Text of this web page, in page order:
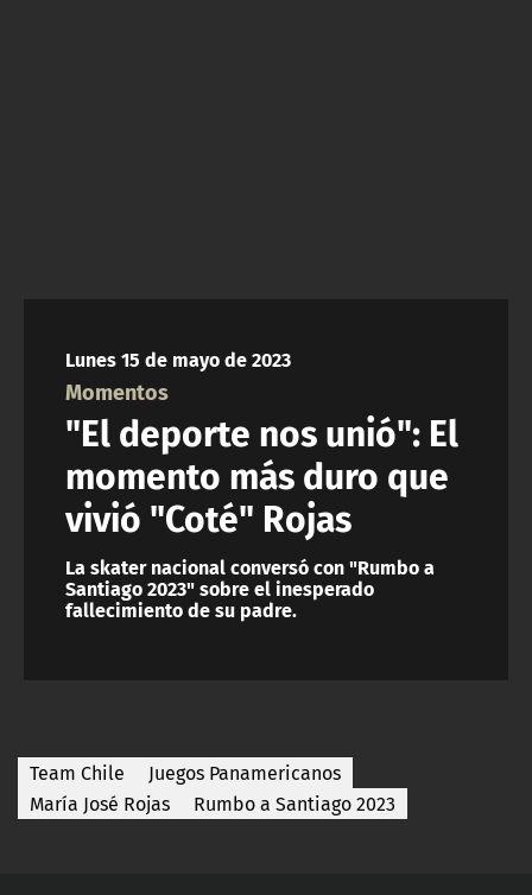
Lunes 15 de mayo de 2023
Momentos
"El deporte nos unió": El
momento más duro que
vivió "Coté" Rojas
La skater nacional conversó con "Rumbo a
Santiago 2023" sobre el inesperado
fallecimiento de su padre.
Team Chile
Juegos Panamericanos
María José Rojas
Rumbo a Santiago 2023